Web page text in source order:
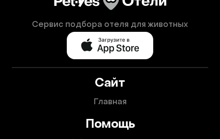
Сервис подбора отеля для животных
Сайт
Главная
Помощь